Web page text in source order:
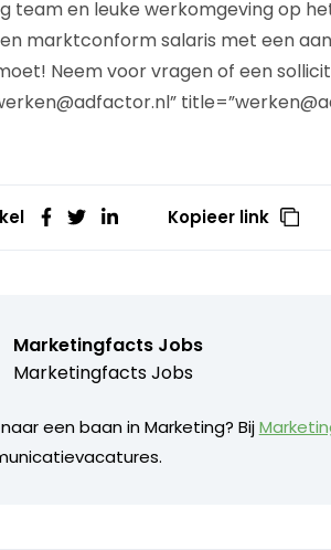
team en leuke werkomgeving op
marktconform salaris met een
Neem voor vragen of een
Kopieer link
Marketingfacts Jobs
Marketingfacts Jobs
een baan in Marketing? Bij